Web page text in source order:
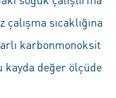
sıcaklığına
karbonmonoksit
kayda değer ölçüde